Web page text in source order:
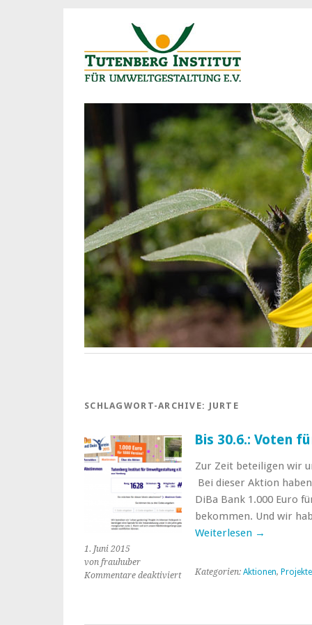
SCHLAGWORT-ARCHIVE: JURTE
1. Juni 2015
von frauhuber
Kommentare deaktiviertfür
Bis 30.6.: Voten
Zur Zeit beteiligen wir
Bei dieser Aktion
DiBa Bank 1.000 Euro
bekommen. Und wir
Weiterlesen →
Kategorien: Aktionen, Projekte